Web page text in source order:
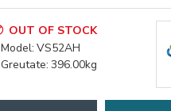
OUT OF STOCK
Model: VS52AH
Greutate: 396.00kg